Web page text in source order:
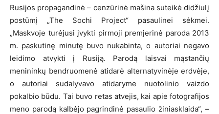
Rusijos propagandinė – cenzūrinė mašina suteikė didžiulį
postūmį „The Sochi Project“ pasaulinei sėkmei.
„Maskvoje turėjusi įvykti pirmoji premjerinė paroda 2013
m. paskutinę minutę buvo nukabinta, o autoriai negavo
leidimo atvykti į Rusiją. Parodą laisvai mąstančių
menininkų bendruomenė atidarė alternatyvinėje erdvėje,
o autoriai sudalyvavo atidaryme nuotolinio vaizdo
pokalbio būdu. Tai buvo retas atvejis, kai apie fotografijos
meno parodą kalbėjo pagrindinė pasaulio žiniasklaida“, –